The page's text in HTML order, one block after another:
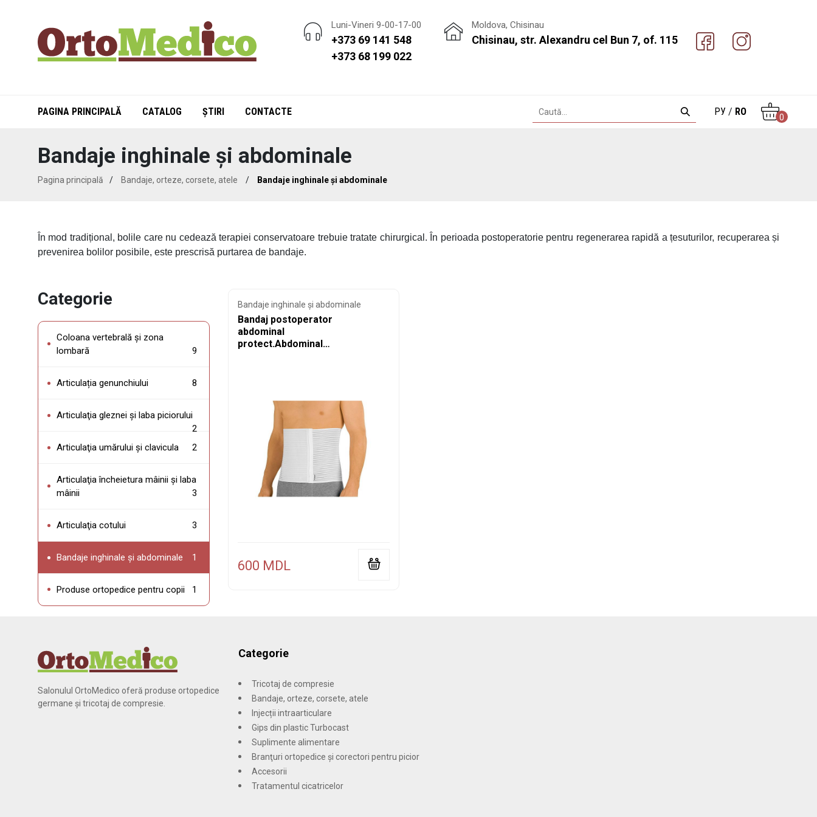
Luni-Vineri 9-00-17-00
+373 69 141 548
+373 68 199 022
Moldova, Chisinau
Chisinau, str. Alexandru cel Bun 7, of. 115
PAGINA PRINCIPALĂ CATALOG ȘTIRI CONTACTE РУ / RO 0
Bandaje inghinale și abdominale
Pagina principală / Bandaje, orteze, corsete, atele / Bandaje inghinale și abdominale
În mod tradițional, bolile care nu cedează terapiei conservatoare trebuie tratate chirurgical. În perioada postoperatorie pentru regenerarea rapidă a țesuturilor, recuperarea și
prevenirea bolilor posibile, este prescrisă purtarea de bandaje.
Categorie
Coloana vertebrală şi zona
lombară
9
Articulația genunchiului 8
Articulaţia gleznei şi laba piciorului
2
Articulaţia umărului și clavicula
2
Articulaţia încheietura mâinii și laba
mâinii
3
Articulaţia cotului 3
Bandaje inghinale și abdominale 1
Produse ortopedice pentru copii 1
Bandaje inghinale și abdominale
Bandaj postoperator
abdominal
protect.Abdominal
600 MDL
Salonulul OrtoMedico oferă produse ortopedice
germane și tricotaj de compresie.
Categorie
Tricotaj de compresie
Bandaje, orteze, corsete, atele
Injecții intraarticulare
Gips din plastic Turbocast
Suplimente alimentare
Branţuri ortopedice şi corectori pentru picior
Accesorii
Tratamentul cicatricelor